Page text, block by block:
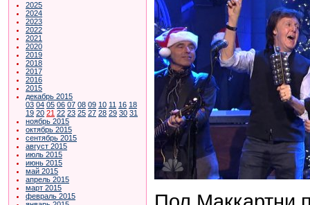
2025
2024
2023
2022
2021
2020
2019
2018
2017
2016
2015
декабрь 2015
03 04 05 06 07 08 09 10 11 16 18
19 20 21 22 23 25 27 28 29 30 31
ноябрь 2015
октябрь 2015
сентябрь 2015
август 2015
июль 2015
июнь 2015
май 2015
апрель 2015
март 2015
февраль 2015